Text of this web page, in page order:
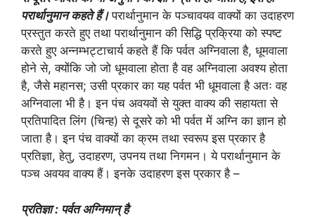
परार्थानुमान कहते हैं।परार्थानुमान के पञ्चावयव वाक्यों का उदाहरण
प्रस्तुत करते हुए तथा परार्थानुमान की सिद्धि प्रक्रिया को स्पष्ट
करते हुए अन्नम्भट्टाचार्य कहते हैं कि पर्वत अग्निवाला है, धूमवाला
होने से, क्योंकि जो जो धूमवाला होता है वह अग्निवाला अवश्य होता
है, जैसे महानस; उसी प्रकार का यह पर्वत भी धूमवाला है अतः वह
अग्निवाला भी है। इन पंच अवयवों से युक्त वाक्य की सहायता से
प्रतिपादित लिंग (चिन्ह) से दूसरे को भी पर्वत में अग्नि का ज्ञान हो
जाता है। इन पंच वाक्यों का क्रम तथा स्वरूप इस प्रकार है
प्रतिज्ञा, हेतु, उदाहरण, उपनय तथा निगमन। ये परार्थानुमान के
पञ्च अवयव वाक्य हैं। इनके उदाहरण इस प्रकार है –
प्रतिज्ञा : पर्वत अग्निमान् है